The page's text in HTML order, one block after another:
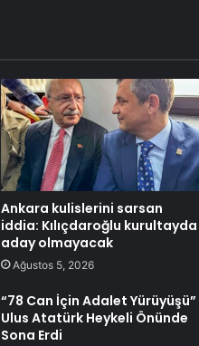
Ankara kulislerini sarsan
iddia: Kılıçdaroğlu kurultayda
aday olmayacak
Ağustos 5, 2026
“78 Can İçin Adalet Yürüyüşü”
Ulus Atatürk Heykeli Önünde
Sona Erdi